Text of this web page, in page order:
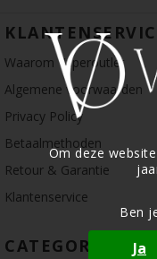
Om deze
Ben
Ja
Waarom Vaperoutlet
Algemene voorwaarden
Privacy Policy
Betaalmethoden
Retour & Garantie
Klantenservice
CATEGORIE